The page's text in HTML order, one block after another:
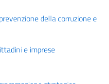
della corruzione e
e imprese